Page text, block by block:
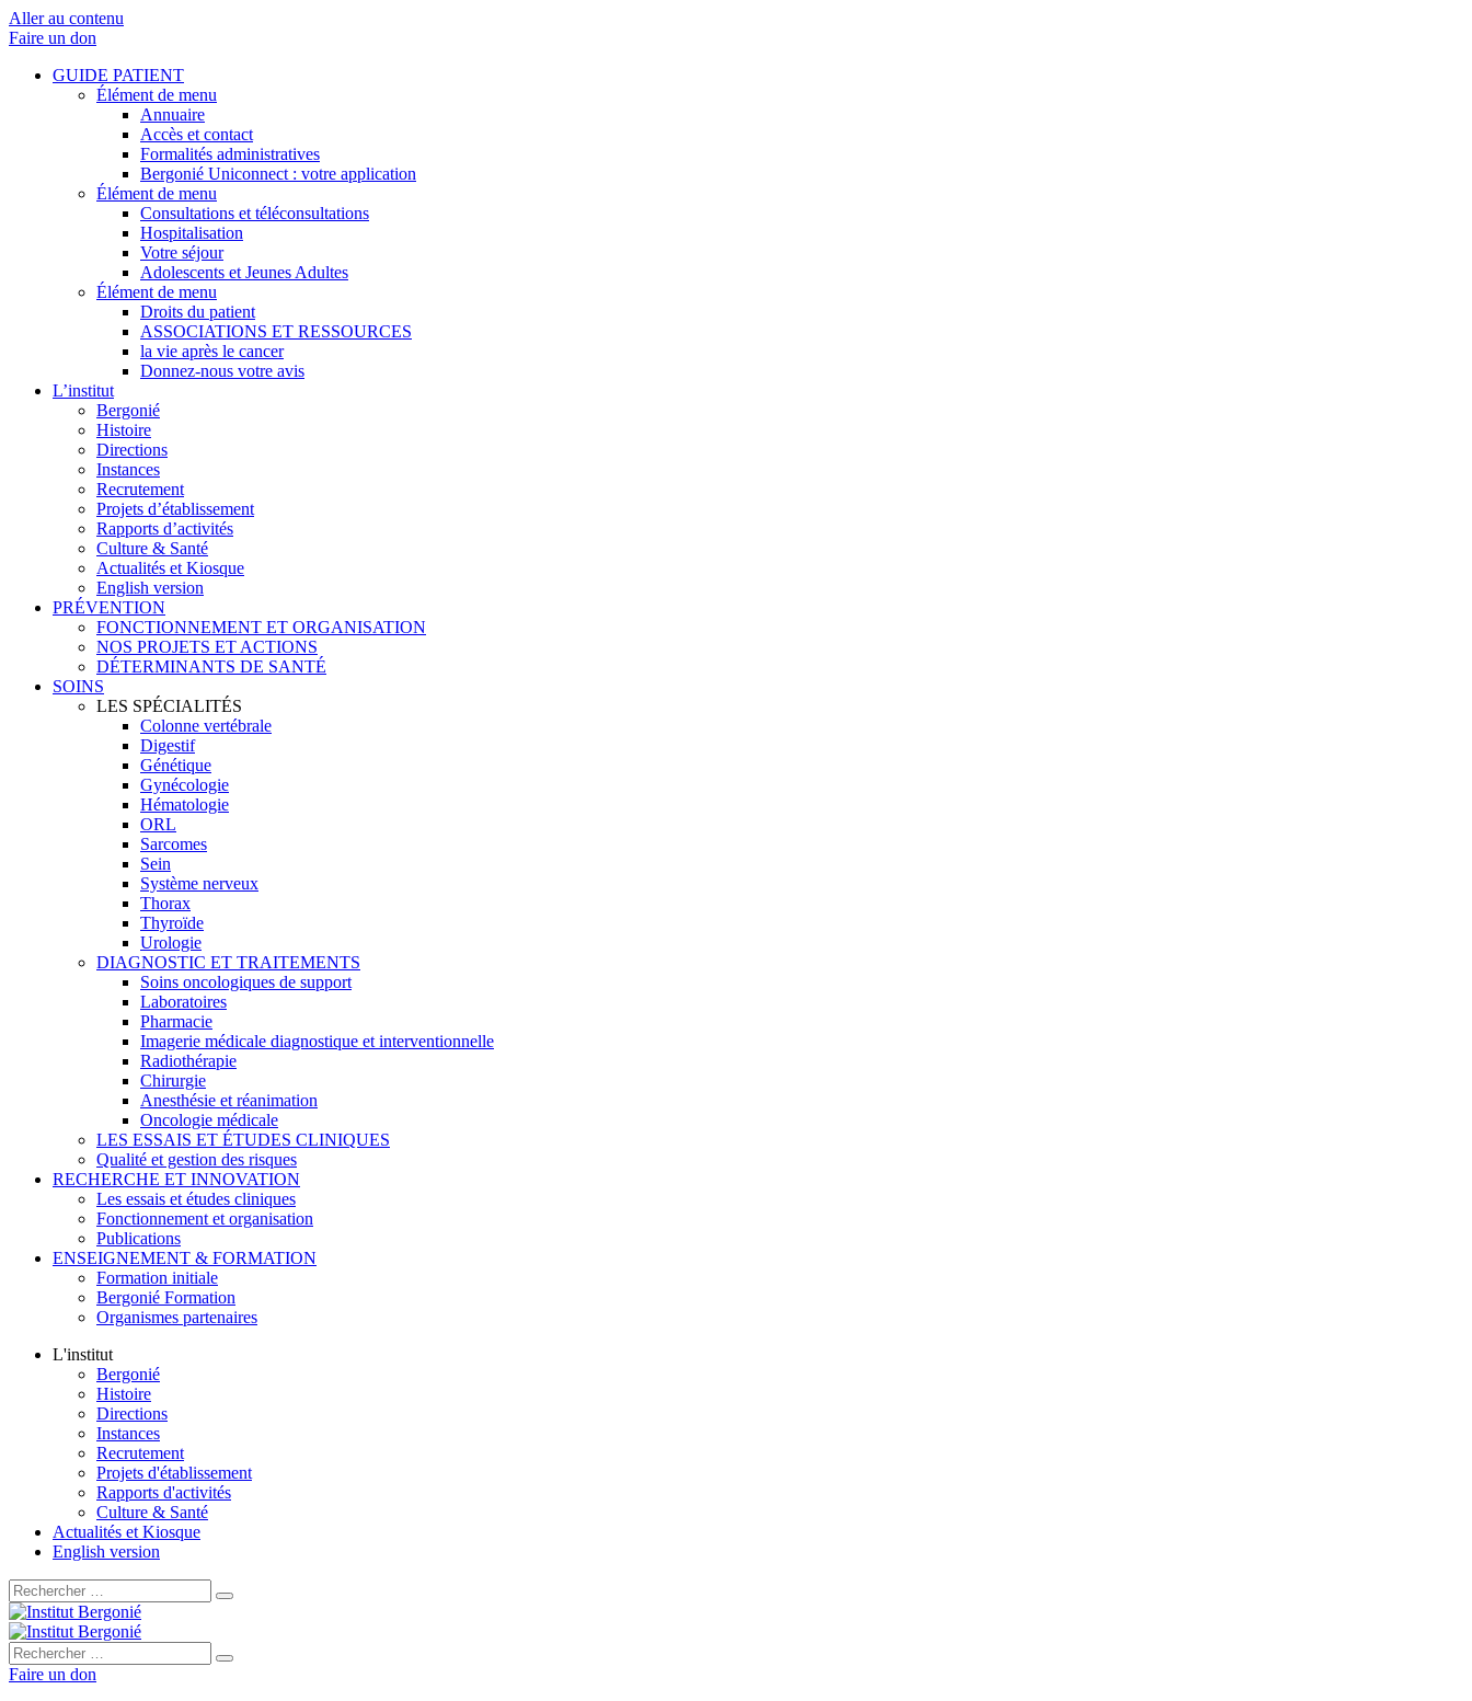
Aller au contenu
Faire un don
GUIDE PATIENT
Élément de menu
Annuaire
Accès et contact
Formalités administratives
Bergonié Uniconnect : votre application
Élément de menu
Consultations et téléconsultations
Hospitalisation
Votre séjour
Adolescents et Jeunes Adultes
Élément de menu
Droits du patient
ASSOCIATIONS ET RESSOURCES
la vie après le cancer
Donnez-nous votre avis
L’institut
Bergonié
Histoire
Directions
Instances
Recrutement
Projets d’établissement
Rapports d’activités
Culture & Santé
Actualités et Kiosque
English version
PRÉVENTION
FONCTIONNEMENT ET ORGANISATION
NOS PROJETS ET ACTIONS
DÉTERMINANTS DE SANTÉ
SOINS
LES SPÉCIALITÉS
Colonne vertébrale
Digestif
Génétique
Gynécologie
Hématologie
ORL
Sarcomes
Sein
Système nerveux
Thorax
Thyroïde
Urologie
DIAGNOSTIC ET TRAITEMENTS
Soins oncologiques de support
Laboratoires
Pharmacie
Imagerie médicale diagnostique et interventionnelle
Radiothérapie
Chirurgie
Anesthésie et réanimation
Oncologie médicale
LES ESSAIS ET ÉTUDES CLINIQUES
Qualité et gestion des risques
RECHERCHE ET INNOVATION
Les essais et études cliniques
Fonctionnement et organisation
Publications
ENSEIGNEMENT & FORMATION
Formation initiale
Bergonié Formation
Organismes partenaires
L'institut
Bergonié
Histoire
Directions
Instances
Recrutement
Projets d'établissement
Rapports d'activités
Culture & Santé
Actualités et Kiosque
English version
Rechercher :
Rechercher :
Faire un don